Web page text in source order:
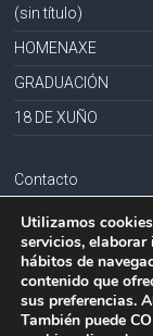
(sin título)
HOMENAXE
GRADUACIÓN
18 DE XUÑO
Contacto
Aviso legal
Política de
Política de cookies
Utilizamos
servicios,
hábitos de
contenido que
sus preferencias.
También puede